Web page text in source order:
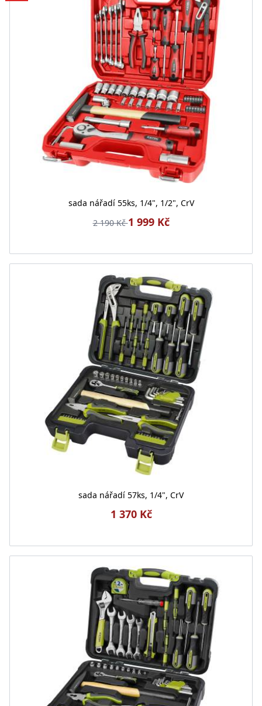
sada nářadí 55ks, 1/4", 1/2", CrV
2 190 Kč1 999 Kč
sada nářadí 57ks, 1/4", CrV
1 370 Kč